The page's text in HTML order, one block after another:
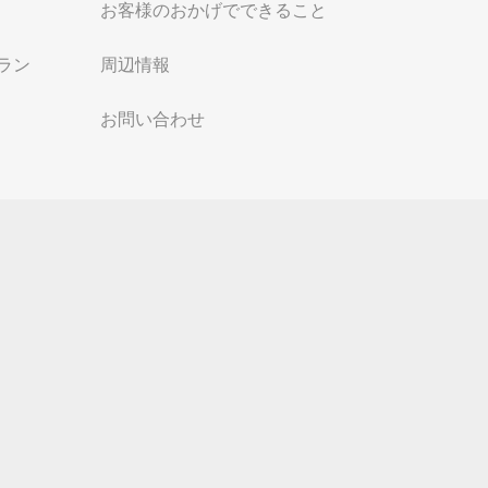
ン
お客様のおかげでできること
周辺情報
お問い合わせ